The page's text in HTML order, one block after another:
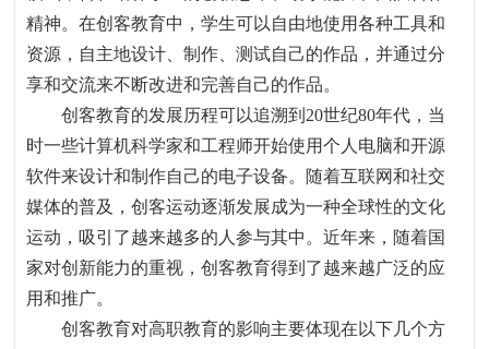
精神。在创客教育中 ，学生可以自由地使用各种工具和
资源 ， 自主地设计、制作、测试自己的作品 ，并通过分
享和交流来不断改进和完善自己的作品。
创客教育的发展历程可以追溯到 20世纪80年代 ， 当
时一些计算机科学家和工程师开始使用个人电脑和开源
软件来设计和制作自己的电子设备。随着互联网和社交
媒体的普及 ，创客运动逐渐发展成为一种全球性的文化
运动 ， 吸引了越来越多的人参与其中。近年来 ， 随着国
家对创新能力的重视 ，创客教育得到了越来越广泛的应
用和推广。
创客教育对高职教育的影响主要体现在以下几个方